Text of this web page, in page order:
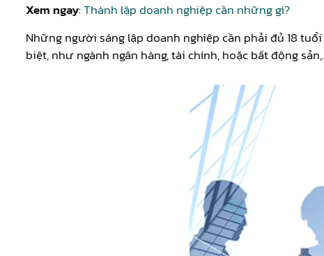
Xem ngay:Thành lập doanh nghiệp cần những gì?
Những người sáng lập doanh nghiệp cần phải đủ 18
biệt, như ngành ngân hàng, tài chính, hoặc bất động